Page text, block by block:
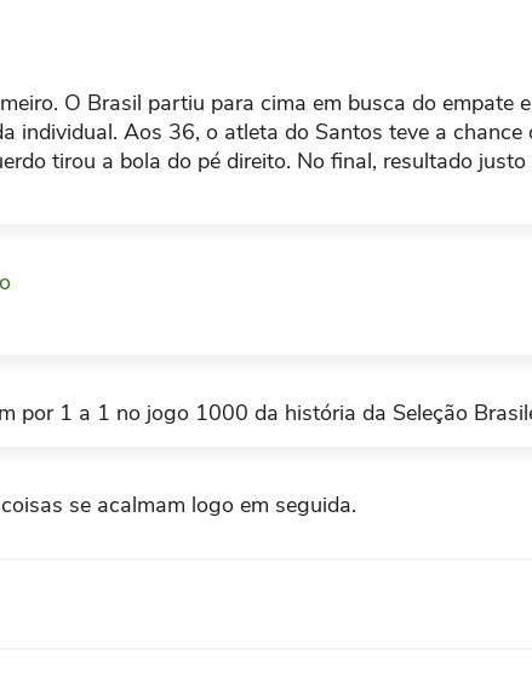
O Brasil partiu para cima em busca do empate
individual. Aos 36, o atleta do Santos teve a chance
tirou a bola do pé direito. No final, resultado justo
por 1 a 1 no jogo 1000 da história da Seleção
se acalmam logo em seguida.